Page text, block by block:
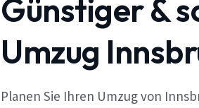
Günstiger &
Umzug
Planen Sie Ihren Umzug von